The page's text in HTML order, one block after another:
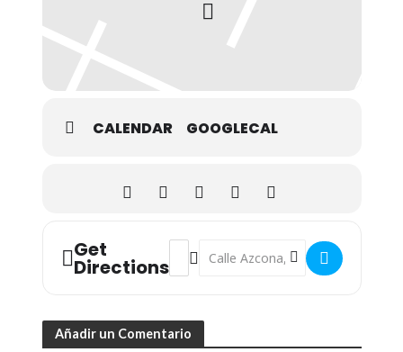
CALENDAR GOOGLECAL
Get
Directions
Address - #VENCONUGT (28-29
Destination Address -
Añadir un Comentario